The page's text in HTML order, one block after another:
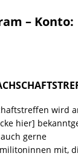
– Konto:
wird
hier]
gerne
mit,